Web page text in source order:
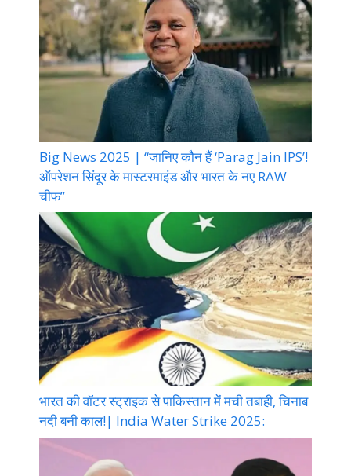
Big News 2025 | “जानिए कौन हैं ‘Parag Jain IPS’!
ऑपरेशन सिंदूर के मास्टरमाइंड और भारत के नए RAW
चीफ”
भारत की वॉटर स्ट्राइक से पाकिस्तान में मची तबाही, चिनाब
नदी बनी काल!| India Water Strike 2025: